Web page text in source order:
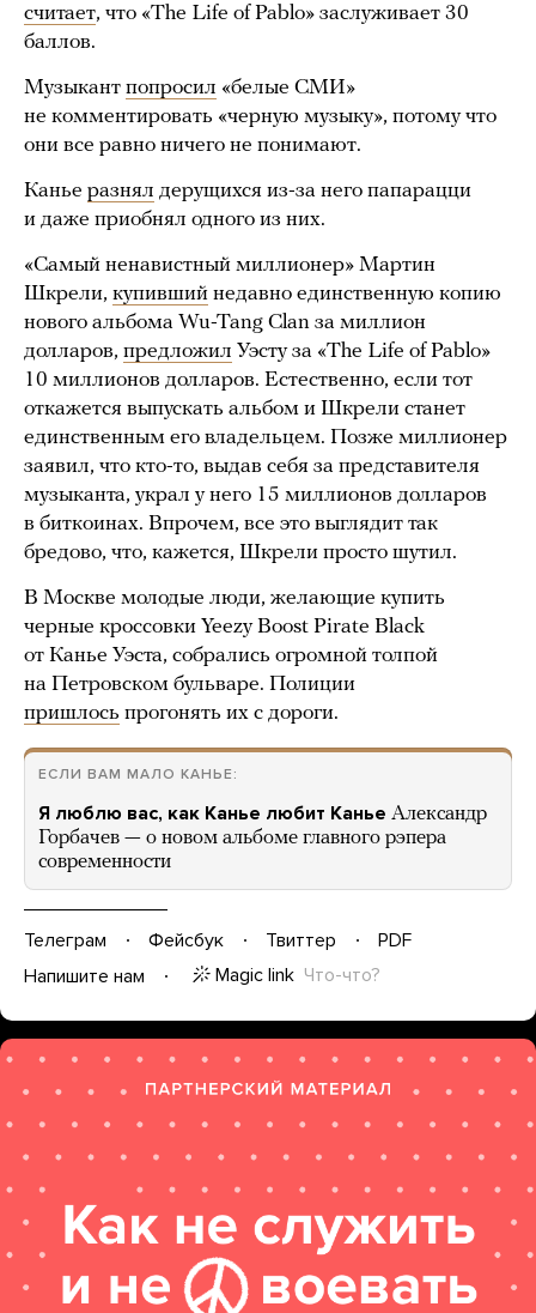
считает, что «The Life of Pablo» заслуживает 30
баллов.
Музыкант попросил «белые СМИ»
не комментировать «черную музыку», потому что
они все равно ничего не понимают.
Канье разнял дерущихся из-за него папарацци
и даже приобнял одного из них.
«Самый ненавистный миллионер» Мартин
Шкрели, купивший недавно единственную копию
нового альбома Wu-Tang Clan за миллион
долларов, предложил Уэсту за «The Life of Pablo»
10 миллионов долларов. Естественно, если тот
откажется выпускать альбом и Шкрели станет
единственным его владельцем. Позже миллионер
заявил, что кто-то, выдав себя за представителя
музыканта, украл у него 15 миллионов долларов
в биткоинах. Впрочем, все это выглядит так
бредово, что, кажется, Шкрели просто шутил.
В Москве молодые люди, желающие купить
черные кроссовки Yeezy Boost Pirate Black
от Канье Уэста, собрались огромной толпой
на Петровском бульваре. Полиции
пришлось прогонять их с дороги.
ЕСЛИ ВАМ МАЛО КАНЬЕ:
Я люблю вас, как Канье любит Канье Александр
Горбачев — о новом альбоме главного рэпера
современности
Телеграм Фейсбук Твиттер
PDF
Напишите нам
Magic link Что-что?